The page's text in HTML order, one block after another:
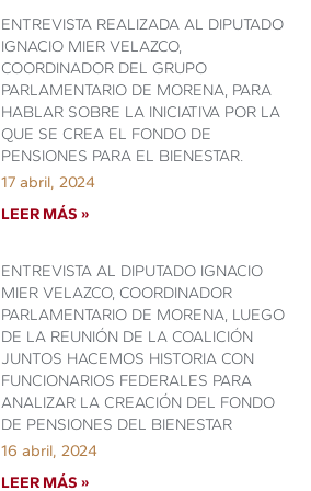
ENTREVISTA REALIZADA AL DIPUTADO
IGNACIO MIER VELAZCO,
COORDINADOR DEL GRUPO
PARLAMENTARIO DE MORENA, PARA
HABLAR SOBRE LA INICIATIVA POR LA
QUE SE CREA EL FONDO DE
PENSIONES PARA EL BIENESTAR.
17 abril, 2024
LEER MÁS »
ENTREVISTA AL DIPUTADO IGNACIO
MIER VELAZCO, COORDINADOR
PARLAMENTARIO DE MORENA, LUEGO
DE LA REUNIÓN DE LA COALICIÓN
JUNTOS HACEMOS HISTORIA CON
FUNCIONARIOS FEDERALES PARA
ANALIZAR LA CREACIÓN DEL FONDO
DE PENSIONES DEL BIENESTAR
16 abril, 2024
LEER MÁS »